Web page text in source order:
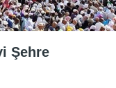
Şehre